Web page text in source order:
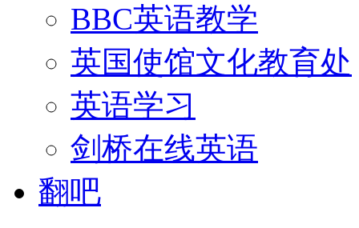
BBC英语教学
英国使馆文化教育处
英语学习
剑桥在线英语
翻吧